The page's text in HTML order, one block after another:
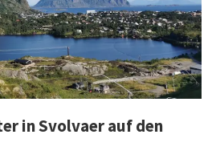
in Svolvaer auf den